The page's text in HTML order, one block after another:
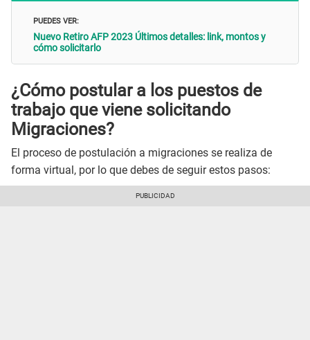
PUEDES VER:
Nuevo Retiro AFP 2023 Últimos detalles: link, montos y
cómo solicitarlo
¿Cómo postular a los puestos de
trabajo que viene solicitando
Migraciones?
El proceso de postulación a migraciones se realiza de
forma virtual, por lo que debes de seguir estos pasos: